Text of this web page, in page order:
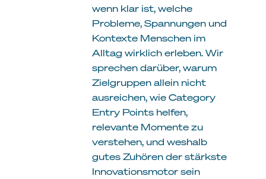
wenn klar ist, welche
Probleme, Spannungen und
Kontexte Menschen im
Alltag wirklich erleben. Wir
sprechen darüber, warum
Zielgruppen allein nicht
ausreichen, wie Category
Entry Points helfen,
relevante Momente zu
verstehen, und weshalb
gutes Zuhören der stärkste
Innovationsmotor sein